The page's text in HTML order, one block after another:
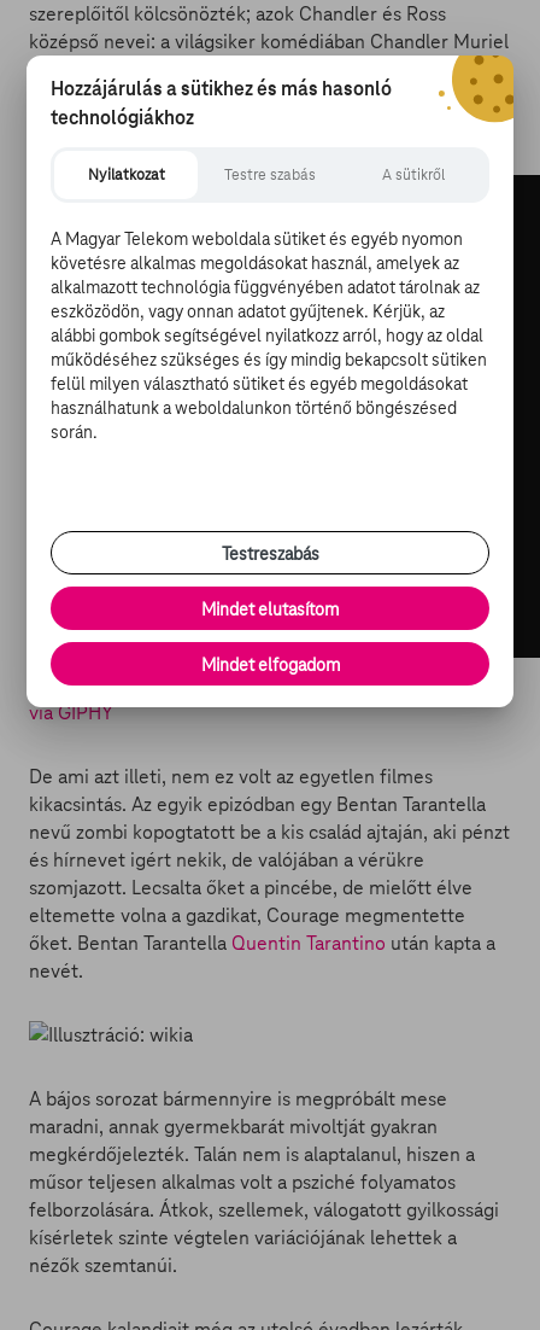
szereplőitől kölcsönözték; azok Chandler és Ross
középső nevei: a világsiker komédiában Chandler Muriel
Bing (
David
Schwimmer) szerepelt a New York-i fickók
anyakönyvében.
via GIPHY
De ami azt illeti, nem ez volt az egyetlen filmes
kikacsintás. Az egyik epizódban egy Bentan Tarantella
nevű zombi kopogtatott be a kis család ajtaján, aki pénzt
és hírnevet igért nekik, de valójában a vérükre
szomjazott. Lecsalta őket a pincébe, de mielőtt élve
eltemette volna a gazdikat, Courage megmentette
őket. Bentan Tarantella Quentin Tarantino után kapta a
nevét.
A bájos sorozat bármennyire is megpróbált mese
maradni, annak gyermekbarát mivoltját gyakran
megkérdőjelezték. Talán nem is alaptalanul, hiszen a
műsor teljesen alkalmas volt a psziché folyamatos
felborzolására. Átkok, szellemek, válogatott gyilkossági
kísérletek szinte végtelen variációjának lehettek a
nézők szemtanúi.
Hozzájárulás a sütikhez és más hasonló
technológiákhoz
Nyilatkozat Testre szabás A sütikről
A Magyar Telekom weboldala sütiket és egyéb nyomon
követésre alkalmas megoldásokat használ, amelyek az
alkalmazott technológia függvényében adatot tárolnak az
eszközödön, vagy onnan adatot gyűjtenek. Kérjük, az
alábbi gombok segítségével nyilatkozz arról, hogy az oldal
működéséhez szükséges és így mindig bekapcsolt sütiken
felül milyen választható sütiket és egyéb megoldásokat
használhatunk a weboldalunkon történő böngészésed
során.
Testreszabás
Mindet elutasítom
Mindet elfogadom